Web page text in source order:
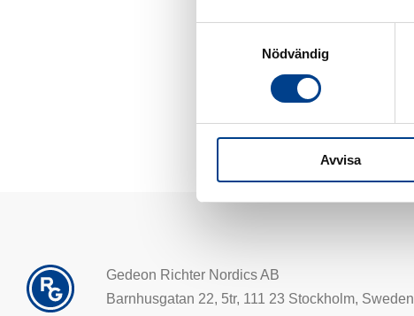
Nödvändig
Avvisa
Gedeon Richter Nordics AB
Barnhusgatan 22, 5tr, 111 23 Stockholm, Sweden